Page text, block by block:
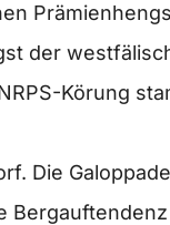
der
Körung
Die